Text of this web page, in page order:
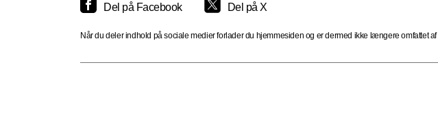
Del på Facebook Del på X
Når du deler indhold på sociale medier forlader du hjemmesiden og er dermed ikke længere omfattet